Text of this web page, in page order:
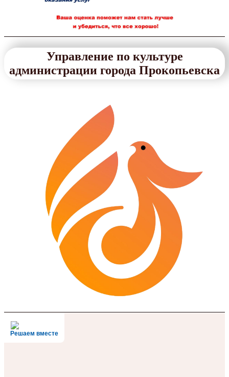
Управление по культуре
администрации города Прокопьевска
Решаем вместе